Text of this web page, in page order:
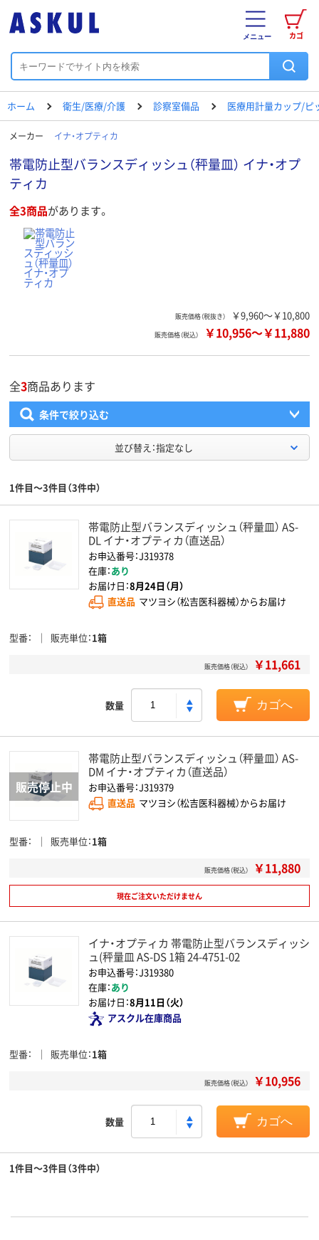
カゴ
メニュー
ホーム 衛生/医療/介護 診察室備品 医療用計量カップ/ピ
メーカー イナ・オプティカ
帯電防止型バランスディッシュ（秤量皿） イナ・オプ
ティカ
全3商品があります。
販売価格（税抜き） ￥9,960～￥10,800
販売価格（税込） ￥10,956～￥11,880
全3商品あります
条件で絞り込む
並び替え：指定なし
1件目～3件目（3件中）
帯電防止型バランスディッシュ（秤量皿） AS-
DL イナ・オプティカ（直送品）
お申込番号：J319378
在庫：あり
お届け日：8月24日（月）
直送品 マツヨシ（松吉医科器械）からお届け
型番 販売単位 1箱
販売価格（税込） ￥11,661
数量 カゴへ
帯電防止型バランスディッシュ（秤量皿） AS-
DM イナ・オプティカ（直送品）
お申込番号：J319379
直送品 マツヨシ（松吉医科器械）からお届け
型番 販売単位 1箱
販売価格（税込） ￥11,880
現在ご注文いただけません
イナ・オプティカ 帯電防止型バランスディッシ
ュ(秤量皿 AS-DS 1箱 24-4751-02
お申込番号：J319380
在庫：あり
お届け日：8月11日（火）
アスクル在庫商品
型番 販売単位 1箱
販売価格（税込） ￥10,956
数量 カゴへ
1件目～3件目（3件中）